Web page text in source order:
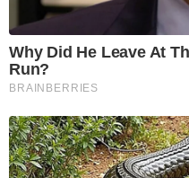
Why Did He Leave At
Run?
BRAINBERRIES